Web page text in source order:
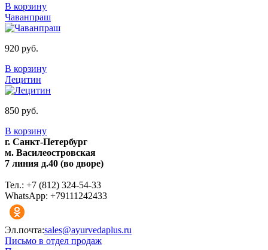
В корзину
Чаванпраш
920 руб.
В корзину
Лецитин
850 руб.
В корзину
г. Санкт-Петербург
м. Василеостровская
7 линия д.40 (во дворе)
Тел.: +7 (812) 324-54-33
WhatsApp: +79111242433
Эл.почта:sales@ayurvedaplus.ru
Письмо в отдел продаж